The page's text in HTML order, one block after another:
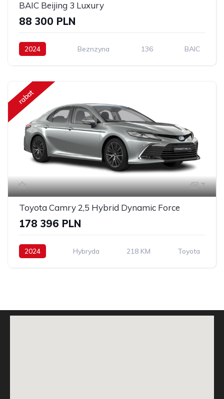
BAIC Beijing 3 Luxury
88 300 PLN
2024 Beznzyna 136 BAIC
rabat
7
Toyota Camry 2,5 Hybrid Dynamic Force
178 396 PLN
2024 Hybryda 218 KM Toyota